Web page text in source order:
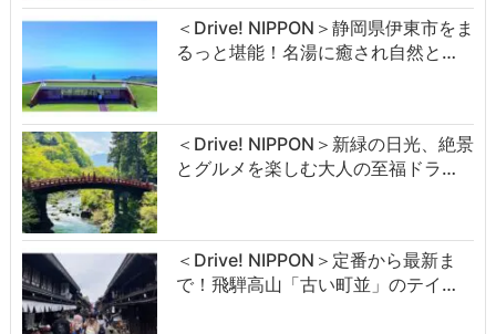
＜Drive! NIPPON＞静岡県伊東市をま
るっと堪能！名湯に癒され自然と…
＜Drive! NIPPON＞新緑の日光、絶景
とグルメを楽しむ大人の至福ドラ…
＜Drive! NIPPON＞定番から最新ま
で！飛騨高山「古い町並」のテイ…